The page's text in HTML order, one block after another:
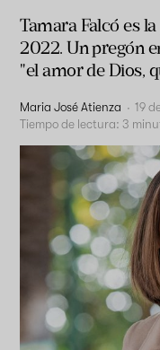
Tamara Falcó es
2022. Un pregón
"el amor de Dios,
Maria José Atienza · 19
Tiempo de lectura: 3